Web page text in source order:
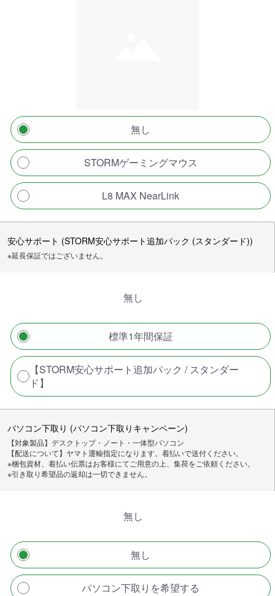
無し
STORMゲーミングマウス
L8 MAX NearLink
安心サポート (STORM安心サポート追加パック (スタンダード))
※延長保証ではございません。
無し
標準1年間保証
【STORM安心サポート追加パック / スタンダー
ド】
パソコン下取り (パソコン下取りキャンペーン)
【対象製品】デスクトップ・ノート・一体型パソコン
【配送について】ヤマト運輸指定になります。着払いで送付ください。
※梱包資材、着払い伝票はお客様にてご用意の上、集荷をご依頼ください。
※引き取り希望品の返却は一切できません。
無し
無し
パソコン下取りを希望する